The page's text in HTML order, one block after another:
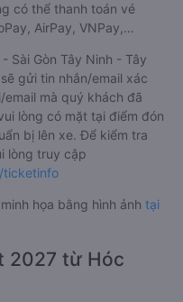
có thể thanh toán vé
AirPay, VNPay,…
Sài Gòn Tây Ninh - Tây
gửi tin nhắn/email xác
mà quý khách đã
lòng có mặt tại điểm đón
bị lên xe. Để kiểm tra
lòng truy cập
ticketinfo
họa bằng hình ảnh tại
2027 từ Hóc